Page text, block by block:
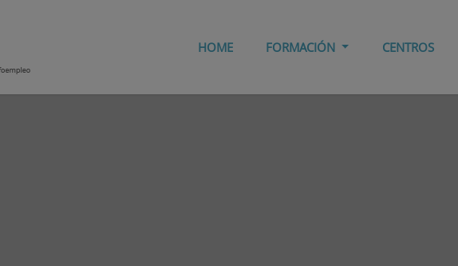
HOME FORMACIÓN CENTROS